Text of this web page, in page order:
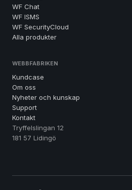
WF Chat
WF ISMS
WF SecurityCloud
Alla produkter
WEBBFABRIKEN
Kundcase
Om oss
Nyheter och kunskap
Support
Kontakt
Tryffelslingan 12
181 57 Lidingö